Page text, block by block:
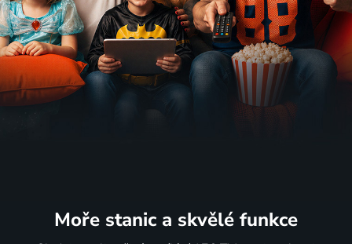
Moře stanic a skvělé funkce